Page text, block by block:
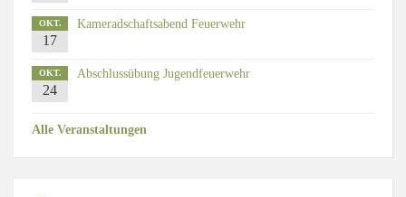
OKT.
17
Kameradschaftsabend Feuerwehr
OKT.
24
Abschlussübung Jugendfeuerwehr
Alle Veranstaltungen